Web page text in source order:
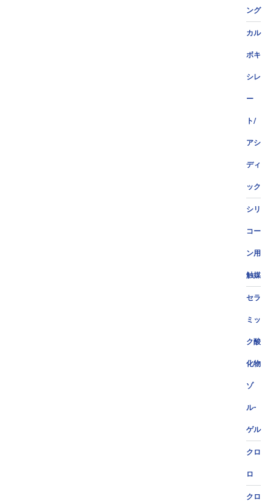
ング
カル
ボキ
シレ
ー
ト/
アシ
ディ
ック
シリ
コー
ン用
触媒
セラ
ミッ
ク酸
化物
ゾ
ル-
ゲル
クロ
ロ
クロ